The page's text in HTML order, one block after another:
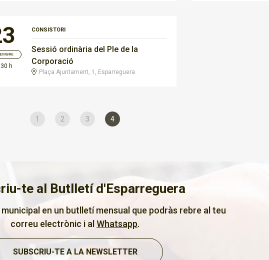
h
CONSISTORI
Sessió ordinària del Ple de la
Corporació
Plaça Ajuntament, 1, Esparreguera
1 2 3 4
te al Butlletí d'Esparreguera
en un butlletí mensual que podràs rebre al teu
correu electrònic i al Whatsapp.
SUBSCRIU-TE A LA NEWSLETTER